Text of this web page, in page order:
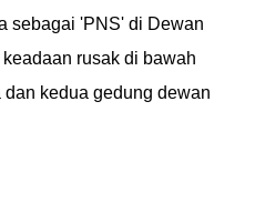
sebagai 'PNS' di Dewan
rusak di bawah
kedua gedung dewan